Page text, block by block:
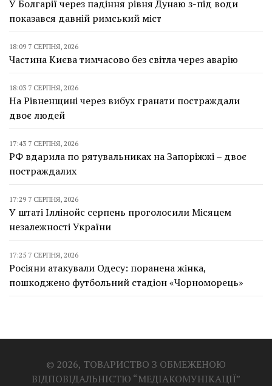
У Болгарії через падіння рівня Дунаю з-під води
показався давній римський міст
18:09 7 СЕРПНЯ, 2026
Частина Києва тимчасово без світла через аварію
18:03 7 СЕРПНЯ, 2026
На Рівненщині через вибух гранати постраждали
двоє людей
17:43 7 СЕРПНЯ, 2026
РФ вдарила по рятувальниках на Запоріжжі – двоє
постраждалих
17:29 7 СЕРПНЯ, 2026
У штаті Іллінойс серпень проголосили Місяцем
незалежності України
17:25 7 СЕРПНЯ, 2026
Росіяни атакували Одесу: поранена жінка,
пошкоджено футбольний стадіон «Чорноморець»
© 2026, ТОВАРИСТВО З ОБМЕЖЕНОЮ
ВІДПОВІДАЛЬНІСТЮ “МЕДІАКОМУНІКАЦІЇ”